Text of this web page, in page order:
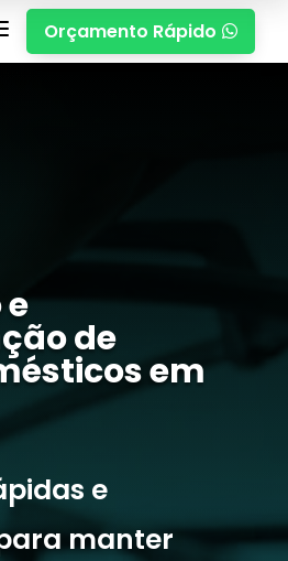
Orçamento Rápido 
de
em
e
manter